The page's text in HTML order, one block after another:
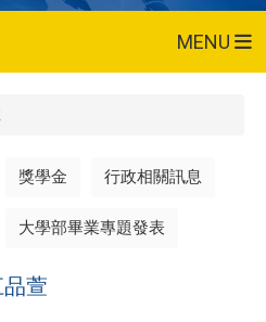
MENU
獎學金 行政相關訊息
大學部畢業專題發表
萱